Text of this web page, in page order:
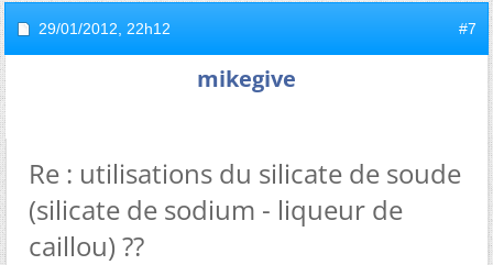
29/01/2012, 22h12 #7
mikegive
Re : utilisations du silicate de soude
(silicate de sodium - liqueur de
caillou) ??